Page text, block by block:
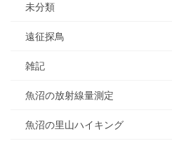
未分類
遠征探鳥
雑記
魚沼の放射線量測定
魚沼の里山ハイキング